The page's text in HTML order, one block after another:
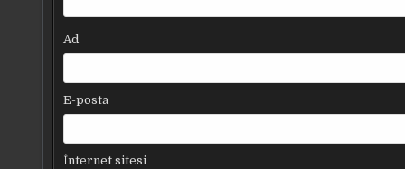
Ad
E-posta
İnternet sitesi